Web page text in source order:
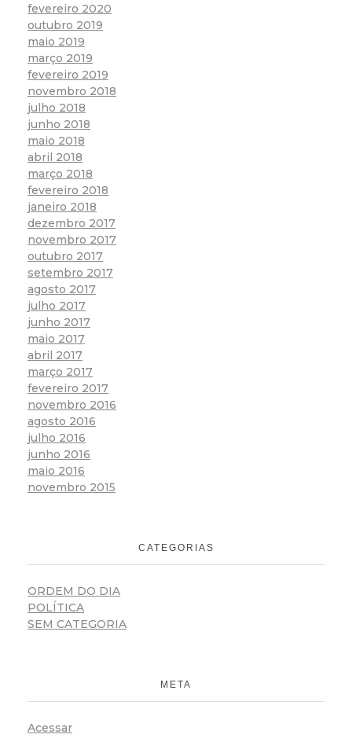
fevereiro 2020
outubro 2019
maio 2019
março 2019
fevereiro 2019
novembro 2018
julho 2018
junho 2018
maio 2018
abril 2018
março 2018
fevereiro 2018
janeiro 2018
dezembro 2017
novembro 2017
outubro 2017
setembro 2017
agosto 2017
julho 2017
junho 2017
maio 2017
abril 2017
março 2017
fevereiro 2017
novembro 2016
agosto 2016
julho 2016
junho 2016
maio 2016
novembro 2015
CATEGORIAS
ORDEM DO DIA
POLÍTICA
SEM CATEGORIA
META
Acessar